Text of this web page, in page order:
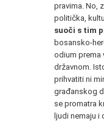
pravima. No,
politička,
suoči s tim
bosansko-
odium prema
državnom.
prihvatiti ni
građanskog
se promatra
ljudi nemaju